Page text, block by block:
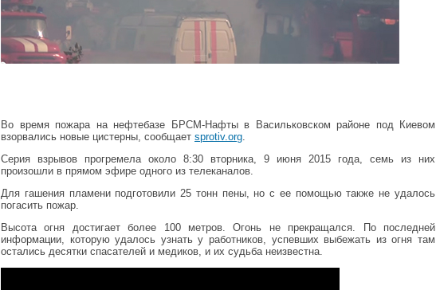
Во время пожара на нефтебазе БРСМ-Нафты в Васильковском районе под Киевом
взорвались новые цистерны, сообщает sprotiv.org.
Серия взрывов прогремела около 8:30 вторника, 9 июня 2015 года, семь из них
произошли в прямом эфире одного из телеканалов.
Для гашения пламени подготовили 25 тонн пены, но с ее помощью также не удалось
погасить пожар.
Высота огня достигает более 100 метров. Огонь не прекращался. По последней
информации, которую удалось узнать у работников, успевших выбежать из огня там
остались десятки спасателей и медиков, и их судьба неизвестна.